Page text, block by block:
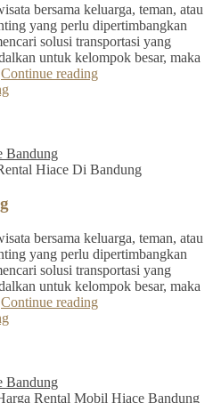
bersama keluarga, teman, atau
yang perlu dipertimbangkan
solusi transportasi yang
untuk kelompok besar, maka
Continue reading
Bandung
Hiace Di Bandung
bersama keluarga, teman, atau
yang perlu dipertimbangkan
solusi transportasi yang
untuk kelompok besar, maka
Continue reading
Bandung
Rental Mobil Hiace Bandung